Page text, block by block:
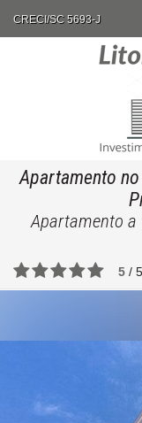
CRECI/SC 5693-J
Apartamento
Apartamento a
5 / 5